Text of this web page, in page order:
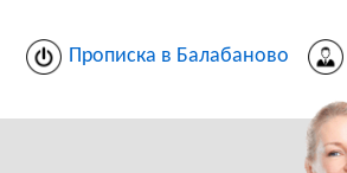
Прописка в Балабаново